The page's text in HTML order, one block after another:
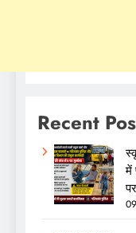
Recent
में